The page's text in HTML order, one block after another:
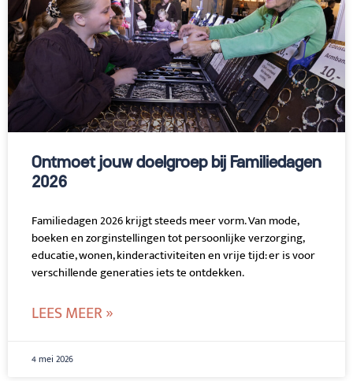
Ontmoet jouw doelgroep bij Familiedagen
2026
Familiedagen 2026 krijgt steeds meer vorm. Van mode,
boeken en zorginstellingen tot persoonlijke verzorging,
educatie, wonen, kinderactiviteiten en vrije tijd: er is voor
verschillende generaties iets te ontdekken.
LEES MEER »
4 mei 2026